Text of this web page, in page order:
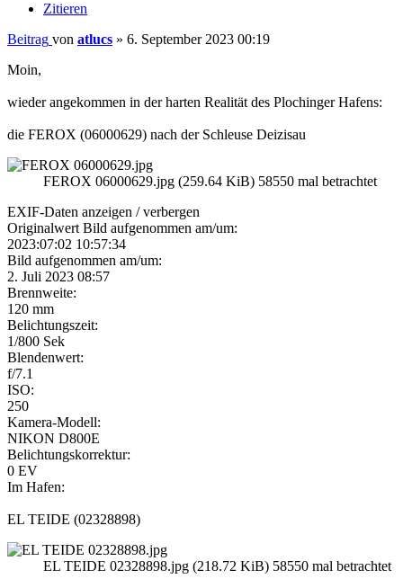
Zitieren
Beitrag von atlucs » 6. September 2023 00:19
Moin,
wieder angekommen in der harten Realität des Plochinger Hafens:
die FEROX (06000629) nach der Schleuse Deizisau
FEROX 06000629.jpg (259.64 KiB) 58550 mal betrachtet
EXIF-Daten anzeigen / verbergen
Originalwert Bild aufgenommen am/um:
2023:07:02 10:57:34
Bild aufgenommen am/um:
2. Juli 2023 08:57
Brennweite:
120 mm
Belichtungszeit:
1/800 Sek
Blendenwert:
f/7.1
ISO:
250
Kamera-Modell:
NIKON D800E
Belichtungskorrektur:
0 EV
Im Hafen:
EL TEIDE (02328898)
EL TEIDE 02328898.jpg (218.72 KiB) 58550 mal betrachtet